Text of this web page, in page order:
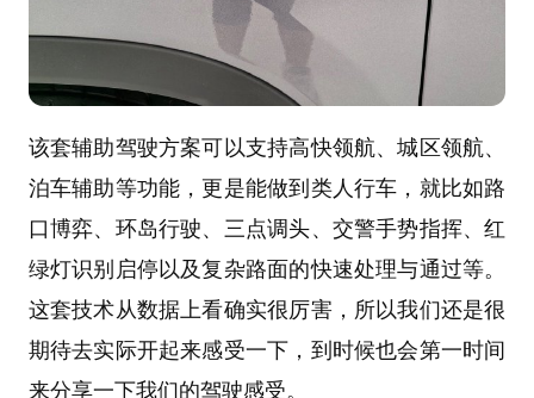
该套辅助驾驶方案可以支持高快领航、城区领航、
泊车辅助等功能，更是能做到类人行车，就比如路
口博弈、环岛行驶、三点调头、交警手势指挥、红
绿灯识别启停以及复杂路面的快速处理与通过等。
这套技术从数据上看确实很厉害，所以我们还是很
期待去实际开起来感受一下，到时候也会第一时间
来分享一下我们的驾驶感受。